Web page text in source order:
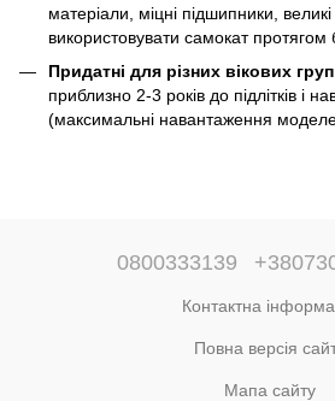
матеріали, міцні підшипники,
використовувати самокат протягом
Придатні для різних вікових груп
приблизно 2-3 років до підлітків і
(максимальні навантаження
0800333139
Контактна
Повна версія
Мапа сайту